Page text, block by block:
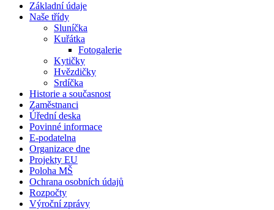
Základní údaje
Naše třídy
Sluníčka
Kuřátka
Fotogalerie
Kytičky
Hvězdičky
Srdíčka
Historie a současnost
Zaměstnanci
Úřední deska
Povinné informace
E-podatelna
Organizace dne
Projekty EU
Poloha MŠ
Ochrana osobních údajů
Rozpočty
Výroční zprávy